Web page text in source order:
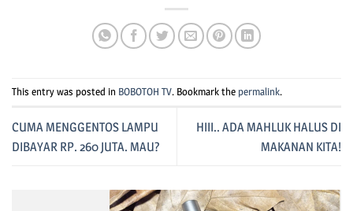
This entry was posted in BOBOTOH TV. Bookmark the permalink.
CUMA MENGGENTOS LAMPU
DIBAYAR RP. 260 JUTA. MAU?
HIII.. ADA MAHLUK HALUS DI
MAKANAN KITA!